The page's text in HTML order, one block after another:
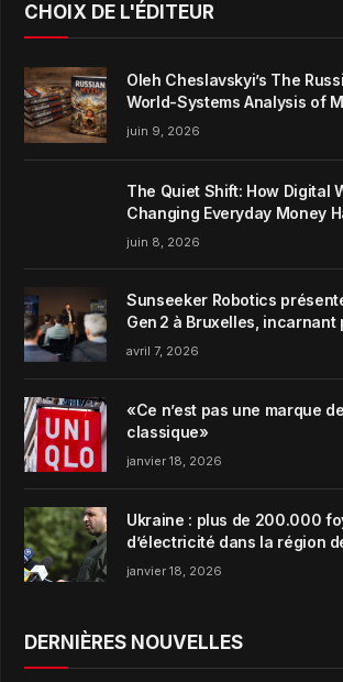
CHOIX DE L'ÉDITEUR
Oleh Cheslavskyi’s The
World-Systems Analysis of
juin 9, 2026
The Quiet Shift: How Digital
Changing Everyday Money
juin 8, 2026
Sunseeker Robotics
Gen 2 à Bruxelles,
concept de Garden
avril 7, 2026
«Ce n’est pas une marque
classique»
janvier 18, 2026
Ukraine : plus de 200.000
d’électricité dans la région
janvier 18, 2026
DERNIÈRES NOUVELLES